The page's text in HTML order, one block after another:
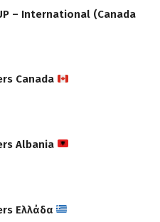
– International (Canada
Canada
Albania
Ελλάδα